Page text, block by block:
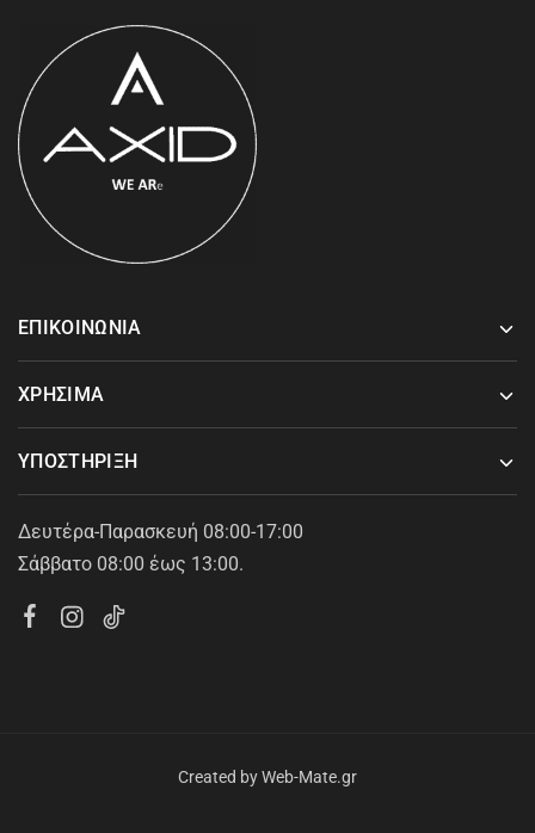
ΕΠΙΚΟΙΝΩΝΙΑ
ΧΡΗΣΙΜΑ
ΥΠΟΣΤΗΡΙΞΗ
Δευτέρα-Παρασκευή 08:00-17:00
Σάββατο 08:00 έως 13:00.
Created byWeb-Mate.gr